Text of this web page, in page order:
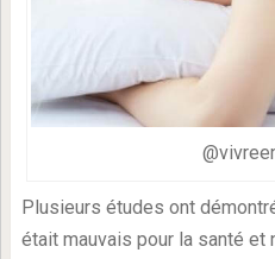
Plusieurs études ont
était mauvais pour la santé et